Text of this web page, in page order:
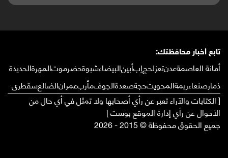
تابع أخبار محافظتك:
أمانة العاصمةعدنتعزلحجإبأبينالبيضاءشبوةحضرموتالمهرةالحديدة
ذمارصنعاءريمةالمحويتحجةصعدةالجوفمأربعمرانالضالعسقطرى
[ الكتابات والآراء تعبر عن رأي أصحابها ولا تمثل في أي حال من
الأحوال عن رأي إدارة الموقع بوست ]
جميع الحقوق محفوظة © 2015 - 2026